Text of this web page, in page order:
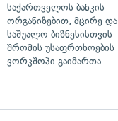
საქართველოს ბანკის
ორგანიზებით, მცირე და
საშუალო ბიზნესისთვის
შრომის უსაფრთხოების
ვორკშოპი გაიმართა